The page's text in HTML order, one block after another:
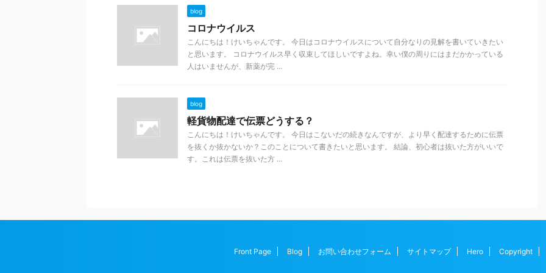
blog
コロナウイルス
こんにちは！けいちゃんです。 今日はコロナウイルスについて自分なりの見解を書いていきたい
と思います。 コロナウイルス早く収束してほしいですよね。幸い僕の周りにはまだかかっている
人はいませんが、新薬が完 ...
blog
軽貨物配達で伝票どうする？
こんにちは！けいちゃんです。 今日はこないだの続きなんですが、より早く配達するために伝票
を抜くか抜かないか？このことについて書きたいと思います。 結論、初心者は抜いた方がいいで
す。これは伝票を抜いた方 ...
Front Page Blog お問い合わせフォーム サイトマップ Hero Copyright